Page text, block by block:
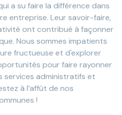
a su faire la différence dans
entreprise. Leur savoir-faire,
ont contribué à façonner
Nous sommes impatients
fructueuse et d'explorer
pour faire rayonner
services administratifs et
à l’affût de nos
!